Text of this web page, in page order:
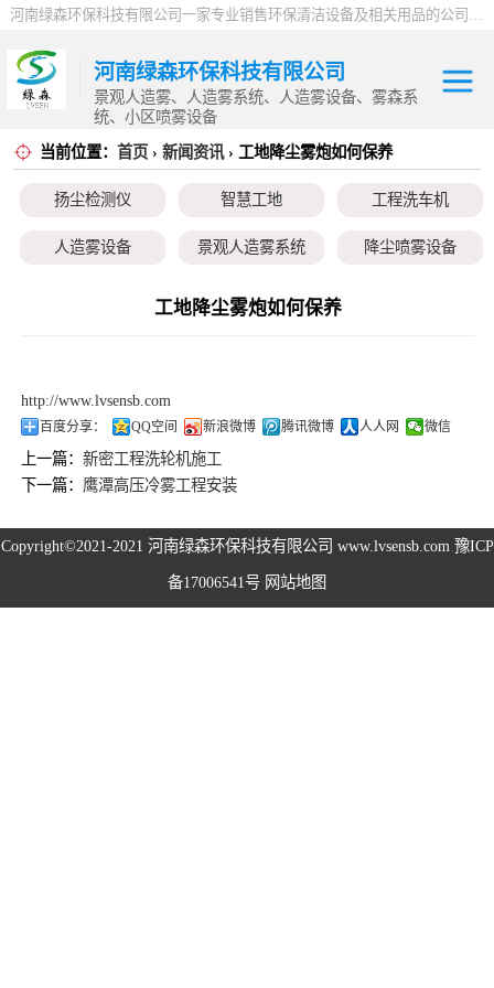
河南绿森环保科技有限公司一家专业销售环保清洁设备及相关用品的公司，产品包括：音乐喷泉、雾森系统、人造雾设备、景观人造雾、人造雾系统、小区喷雾设备、高压喷雾降尘设备、料仓喷雾除尘系统、喷雾降温加湿设备、郑州喷雾消毒设备，等八大系列上百个品种。
河南绿森环保科技有限公司
景观人造雾、人造雾系统、人造雾设备、雾森系
统、小区喷雾设备
当前位置： 首页 › 新闻资讯› 工地降尘雾炮如何保养
扬尘检测仪 智慧工地 工程洗车机
人造雾设备 景观人造雾系统 降尘喷雾设备
高空除尘雾桩
工地降尘雾炮如何保养
http://www.lvsensb.com
百度分享： QQ空间 新浪微博 腾讯微博 人人网 微信
上一篇：新密工程洗轮机施工
下一篇： 鹰潭高压冷雾工程安装
Copyright©2021-2021 河南绿森环保科技有限公司 www.lvsensb.com 豫ICP
备17006541号 网站地图
扬尘检测仪
智慧工地
降尘喷雾设备
小区喷雾设备
高空除尘雾桩